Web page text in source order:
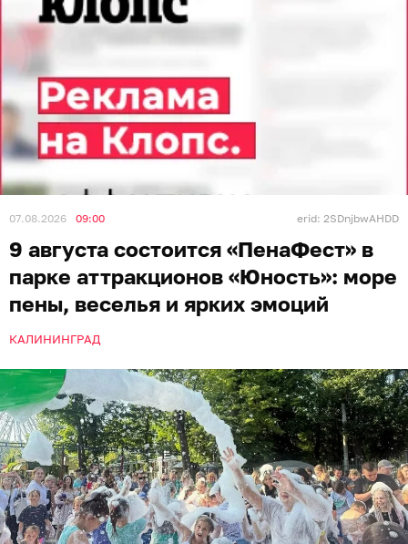
07.08.2026 09:00 erid: 2SDnjbwAHDD
9 августа состоится «ПенаФест» в
парке аттракционов «Юность»: море
пены, веселья и ярких эмоций
КАЛИНИНГРАД